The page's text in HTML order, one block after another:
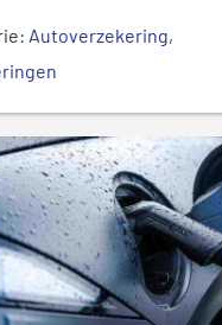
Autoverzekering,